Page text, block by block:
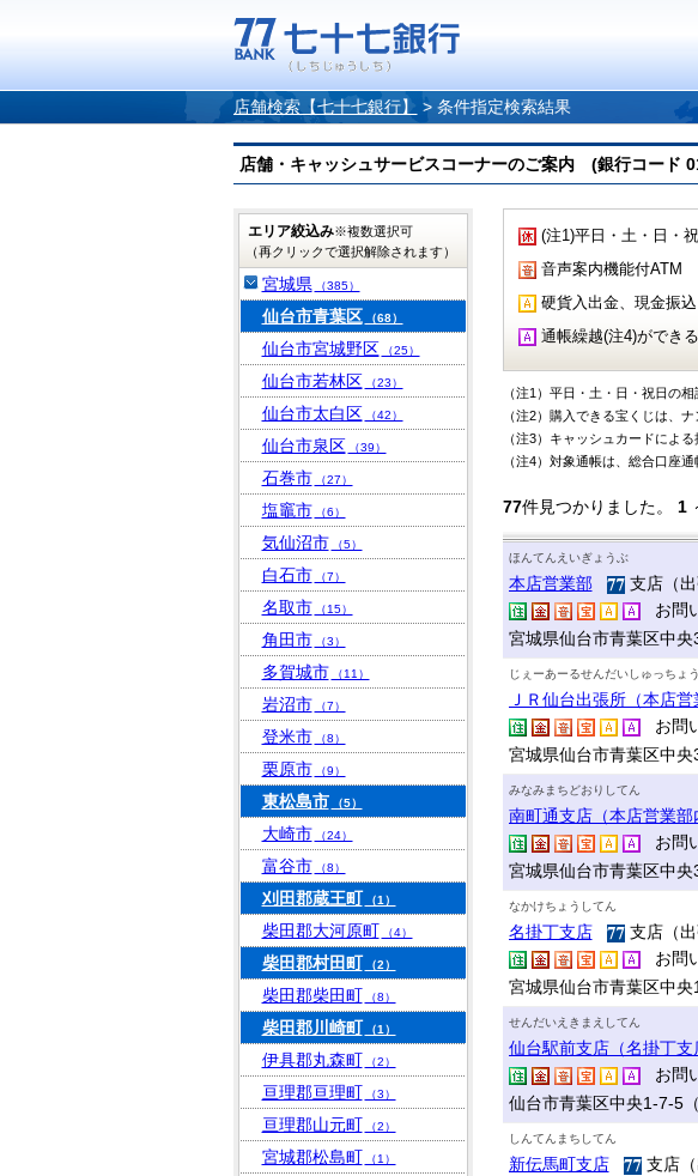
店舗検索【七十七銀行】 > 条件指定検索結果
店舗・キャッシュサービスコーナーのご案内 (銀行コード
(注1)平日・土・日・
音声案内機能付ATM
硬貨入出金、現金振
通帳繰越(注4)ができ
（注1）平日・土・日・祝日の
（注2）購入できる宝くじは、
（注3）キャッシュカードによ
（注4）対象通帳は、総合口座
77件見つかりました。 1
ほんてんえいぎょうぶ
本店営業部
支店（
お問
宮城県仙台市青葉区中
じぇーあーるせんだいしゅっちょ
ＪＲ仙台出張所（本店営
お問
宮城県仙台市青葉区中央
みなみまちどおりしてん
南町通支店（本店営業部
お問
宮城県仙台市青葉区中
なかけちょうしてん
名掛丁支店
支店（
お問
宮城県仙台市青葉区中央
せんだいえきまえしてん
仙台駅前支店（名掛丁支
お問
仙台市青葉区中央1-7-5
しんてんまちしてん
新伝馬町支店
支店（
エリア絞込み※複数選択可
（再クリックで選択解除されます）
宮城県 （385）
仙台市青葉区 （68）
仙台市宮城野区 （25）
仙台市若林区 （23）
仙台市太白区 （42）
仙台市泉区 （39）
石巻市 （27）
塩竈市 （6）
気仙沼市 （5）
白石市 （7）
名取市 （15）
角田市 （3）
多賀城市 （11）
岩沼市 （7）
登米市 （8）
栗原市 （9）
東松島市 （5）
大崎市 （24）
富谷市 （8）
刈田郡蔵王町 （1）
柴田郡大河原町 （4）
柴田郡村田町 （2）
柴田郡柴田町 （8）
柴田郡川崎町 （1）
伊具郡丸森町 （2）
亘理郡亘理町 （3）
亘理郡山元町 （2）
宮城郡松島町 （1）